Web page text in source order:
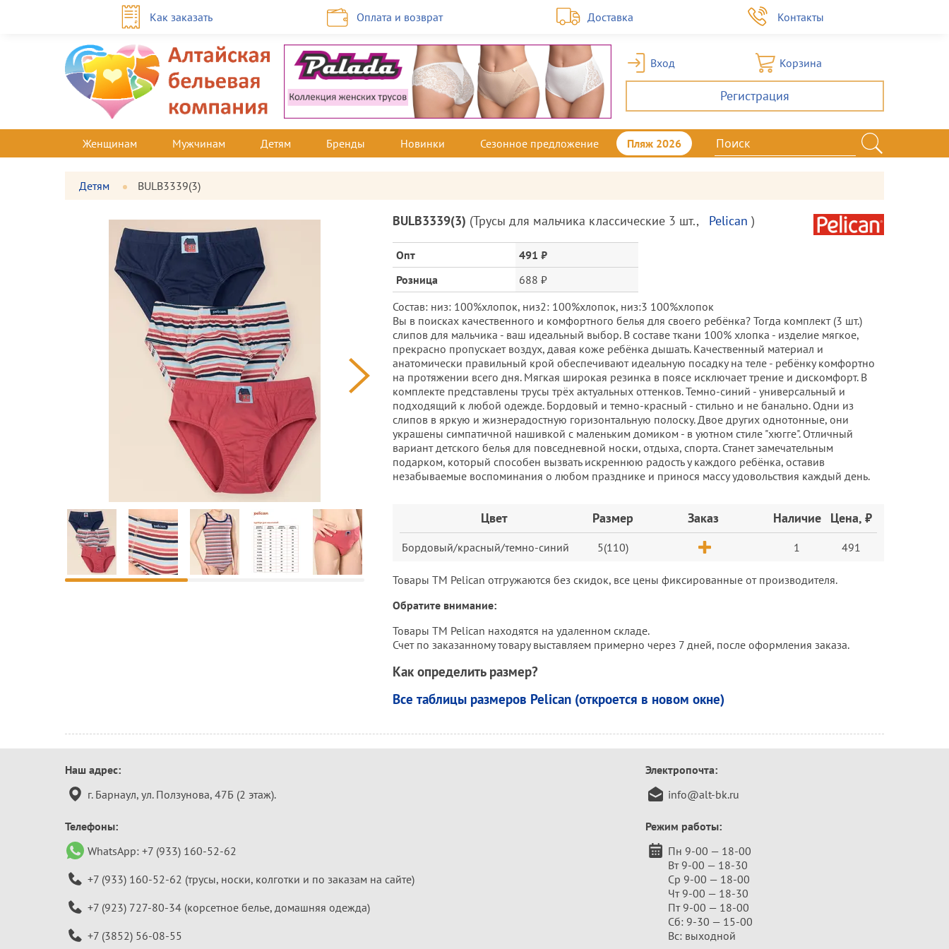
Как заказать Оплата и возврат Доставка Контакты
Вход Корзина
Регистрация
Женщинам Мужчинам Детям Бренды Новинки Сезонное предложение Пляж 2026
Детям BULB3339(3)
Фотографии
товара
Большая
фотография
Предпросмотр
фотографий
Описание
и
цена
BULB3339(3) (Трусы для мальчика классические 3 шт., Pelican )
Опт
491 ₽
Розница
688 ₽
Состав: низ: 100%хлопок, низ2: 100%хлопок, низ:3 100%хлопок
Вы в поисках качественного и комфортного белья для своего ребёнка? Тогда комплект (3 шт.)
слипов для мальчика - ваш идеальный выбор. В составе ткани 100% хлопка - изделие мягкое,
прекрасно пропускает воздух, давая коже ребёнка дышать. Качественный материал и
анатомически правильный крой обеспечивают идеальную посадку на теле - ребёнку комфортно
на протяжении всего дня. Мягкая широкая резинка в поясе исключает трение и дискомфорт. В
комплекте представлены трусы трёх актуальных оттенков. Темно-синий - универсальный и
подходящий к любой одежде. Бордовый и темно-красный - стильно и не банально. Одни из
слипов в яркую и жизнерадостную горизонтальную полоску. Двое других однотонные, они
украшены симпатичной нашивкой с маленьким домиком - в уютном стиле "хюгге". Отличный
вариант детского белья для повседневной носки, отдыха, спорта. Станет замечательным
подарком, который способен вызвать искреннюю радость у каждого ребёнка, оставив
незабываемые воспоминания о любом празднике и принося массу удовольствия каждый день.
Цвет Размер Заказ Наличие Цена, ₽
Бордовый/красный/темно-синий 5(110) 1 491
Товары ТМ Pelican отгружаются без скидок, все цены фиксированные от производителя.
Обратите внимание:
Товары ТМ Pelican находятся на удаленном складе.
Счет по заказанному товару выставляем примерно через 7 дней, после оформления заказа.
Как определить размер?
Все таблицы размеров Pelican (откроется в новом окне)
Контактная
информация
Наш адрес:
г. Барнаул, ул. Ползунова, 47Б (2 этаж).
Телефоны:
WhatsApp: +7 (933) 160-52-62
+7 (933) 160-52-62 (трусы, носки, колготки и по заказам на сайте)
+7 (923) 727-80-34 (корсетное белье, домашняя одежда)
+7 (3852) 56-08-55
Электропочта:
info@alt-bk.ru
Режим работы:
Пн 9-00 — 18-00
Вт 9-00 — 18-30
Ср 9-00 — 18-00
Чт 9-00 — 18-30
Пт 9-00 — 18-00
Сб: 9-30 — 15-00
Вс: выходной